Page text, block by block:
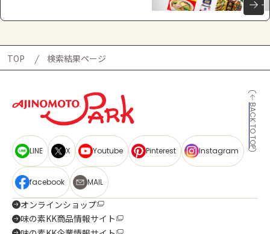
TOP 検索結果ページ
BACK TO TOP
LINE X Youtube Pinterest Instagram
facebook MAIL
オンラインショップ
味の素KK商品情報サイト